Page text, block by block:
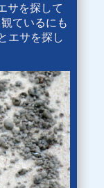
サを探して
ているにも
エサを探し